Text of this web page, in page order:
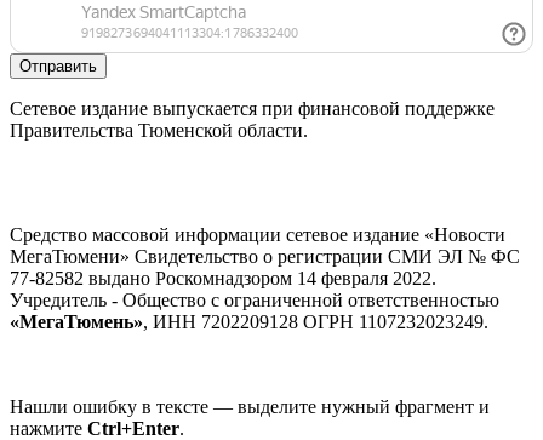
Отправить
Сетевое издание выпускается при финансовой поддержке
Правительства Тюменской области.
Средство массовой информации сетевое издание «Новости
МегаТюмени» Свидетельство о регистрации СМИ ЭЛ № ФС
77-82582 выдано Роскомнадзором 14 февраля 2022.
Учредитель - Общество с ограниченной ответственностью
«МегаТюмень», ИНН 7202209128 ОГРН 1107232023249.
Нашли ошибку в тексте — выделите нужный фрагмент и
нажмите Ctrl+Enter.